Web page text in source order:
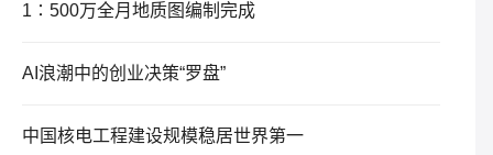
1∶500万全月地质图编制完成
AI浪潮中的创业决策“罗盘”
中国核电工程建设规模稳居世界第一